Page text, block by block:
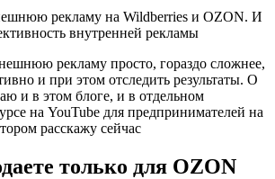
рекламу просто, гораздо сложнее,
и при этом отследить результаты. О
и в этом блоге, и в отдельном
на YouTube для предпринимателей на
расскажу сейчас
только для OZON